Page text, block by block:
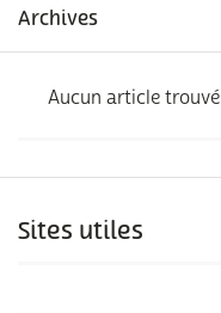
Archives
Aucun article trouvé
Sites utiles